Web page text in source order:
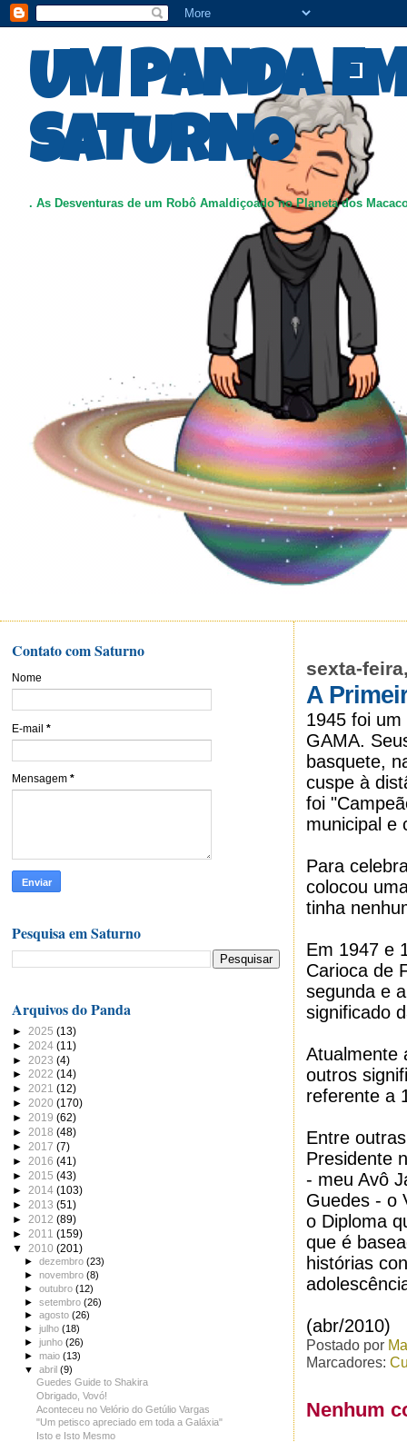
UM PANDA
SATURNO
. As Desventuras de um Robô Amaldiçoado no Planeta dos
sexta-
A
1945 foi um
GAMA.
basquete,
cuspe à
foi
municipal e
Para
colocou
tinha
Em 1947 e
Carioca de
segunda e
significado
Atualmente
outros
referente a
Entre
Presidente
- meu Avô
Guedes - o
o Diploma
que é
histórias
(abr/2010)
Postado por
Marcadores:
Nenhum
Contato com Saturno
Nome
E-mail *
Mensagem *
Pesquisa em Saturno
Arquivos do Panda
► 2025 (13)
► 2024 (11)
► 2023 (4)
► 2022 (14)
► 2021 (12)
► 2020 (170)
► 2019 (62)
► 2018 (48)
► 2017 (7)
► 2016 (41)
► 2015 (43)
► 2014 (103)
► 2013 (51)
► 2012 (89)
► 2011 (159)
▼ 2010 (201)
►dezembro(23)
►novembro(8)
►outubro(12)
►setembro(26)
►agosto(26)
►julho(18)
►junho(26)
►maio(13)
▼abril(9)
Guedes Guide to Shakira
Obrigado, Vovó!
Aconteceu no Velório do Getúlio Vargas
"Um petisco apreciado em toda a Galáxia"
Isto e Isto Mesmo